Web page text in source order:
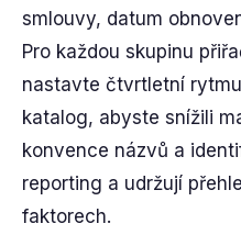
smlouvy, datum
Pro každou skupinu
nastavte čtvrtletní
katalog, abyste snížili
konvence názvů a
reporting a udržují
faktorech.